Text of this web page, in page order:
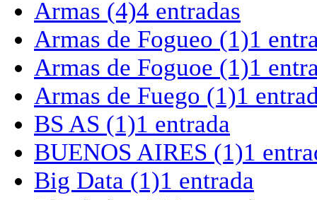
Armas (4)4 entradas
Armas de Fogueo (1)1
Armas de Foguoe (1)1
Armas de Fuego (1)1
BS AS (1)1 entrada
BUENOS AIRES (1)1
Big Data (1)1 entrada